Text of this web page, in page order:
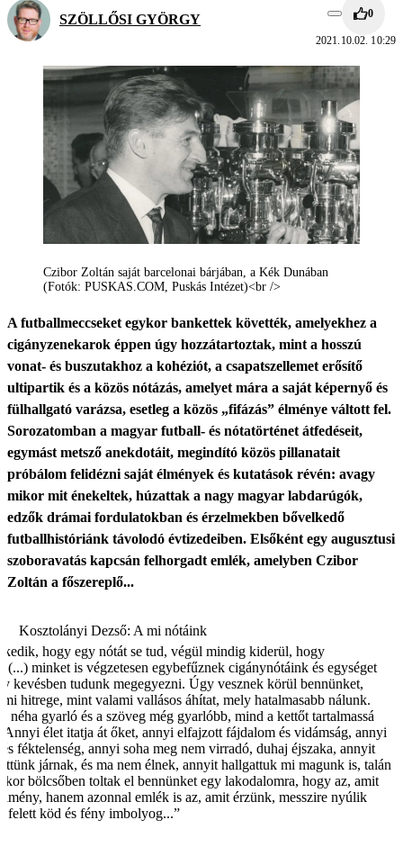
SZÖLLŐSI GYÖRGY 0
2021.10.02. 10:29
Czibor Zoltán saját barcelonai bárjában, a Kék Dunában
(Fotók: PUSKAS.COM, Puskás Intézet)<br />
A futballmeccseket egykor bankettek követték, amelyekhez a
cigányzenekarok éppen úgy hozzátartoztak, mint a hosszú
vonat- és buszutakhoz a kohéziót, a csapatszellemet erősítő
ultipartik és a közös nótázás, amelyet mára a saját képernyő és
fülhallgató varázsa, esetleg a közös „fifázás” élménye váltott fel.
Sorozatomban a magyar futball- és nótatörténet átfedéseit,
egymást metsző anekdotáit, megindító közös pillanatait
próbálom felidézni saját élmények és kutatások révén: avagy
mikor mit énekeltek, húzattak a nagy magyar labdarúgók,
edzők drámai fordulatokban és érzelmekben bővelkedő
futballhistóriánk távolodó évtizedeiben. Elsőként egy augusztusi
szoboravatás kapcsán felhorgadt emlék, amelyben Czibor
Zoltán a főszereplő...
Kosztolányi Dezső: A mi nótáink
hogy egy nótát se tud, végül mindig kiderül, hogy
minket is végzetesen egybefűznek cigánynótáink és egységet
kevésben tudunk megegyezni. Úgy vesznek körül bennünket,
hitrege, mint valami vallásos áhítat, mely hatalmasabb nálunk.
néha gyarló és a szöveg még gyarlóbb, mind a kettőt tartalmassá
Annyi élet itatja át őket, annyi elfajzott fájdalom és vidámság, annyi
féktelenség, annyi soha meg nem virradó, duhaj éjszaka, annyit
járnak, és ma nem élnek, annyit hallgattuk mi magunk is, talán
bölcsőben toltak el bennünket egy lakodalomra, hogy az, amit
hanem azonnal emlék is az, amit érzünk, messzire nyúlik
felett köd és fény imbolyog...”